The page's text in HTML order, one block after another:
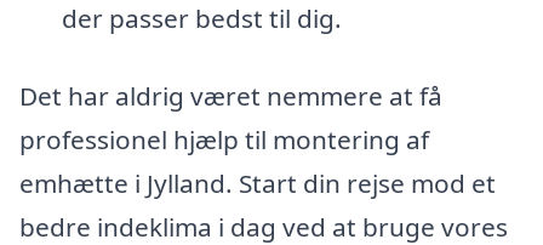
der passer bedst til dig.
Det har aldrig været nemmere at få
professionel hjælp til montering af
emhætte i Jylland. Start din rejse mod et
bedre indeklima i dag ved at bruge vores